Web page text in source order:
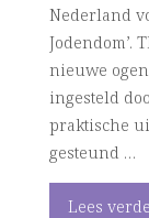
Nederland
Jodendom’.
nieuwe
ingesteld
praktische
gesteund …
Lees